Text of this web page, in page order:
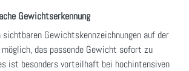
Gewichtserkennung
Gewichtskennzeichnungen auf der
das passende Gewicht sofort zu
ist besonders vorteilhaft bei hochintensiven